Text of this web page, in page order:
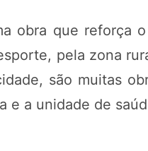
obra que reforça
pela zona
são muitas
e a unidade de